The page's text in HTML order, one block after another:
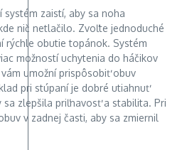
zaistí, aby sa noha
nič netlačilo. Zvoľte jednoduché
rýchle obutie topánok. Systém
možností uchytenia do háčikov
umožní prispôsobiť obuv
pri stúpaní je dobré utiahnuť
sa zlepšila priľnavosť a stabilita. Pri
v zadnej časti, aby sa zmiernil